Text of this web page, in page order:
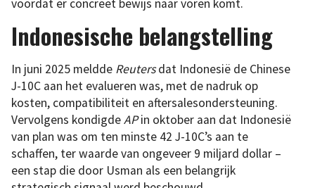
voordat er concreet bewijs naar voren komt.
Indonesische belangstelling
In juni 2025 meldde Reutersdat Indonesië de Chinese
J-10C aan het evalueren was, met de nadruk op
kosten, compatibiliteit en aftersalesondersteuning.
Vervolgens kondigdeAPin oktober aan dat Indonesië
van plan was om ten minste 42 J-10C’s aan te
schaffen, ter waarde van ongeveer 9 miljard dollar –
een stap die door Usman als een belangrijk